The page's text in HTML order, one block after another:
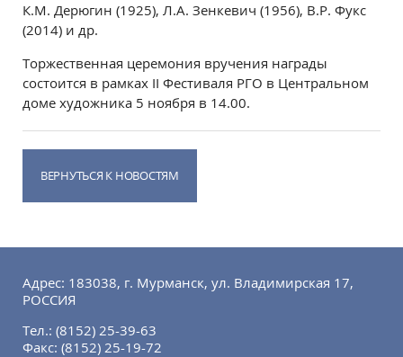
К.М. Дерюгин (1925), Л.А. Зенкевич (1956), В.Р. Фукс
(2014) и др.
Торжественная церемония вручения награды
состоится в рамках II Фестиваля РГО в Центральном
доме художника 5 ноября в 14.00.
ВЕРНУТЬСЯ К НОВОСТЯМ
Адрес: 183038, г. Мурманск, ул. Владимирская 17,
РОССИЯ
Тел.: (8152) 25-39-63
Факс: (8152) 25-19-72